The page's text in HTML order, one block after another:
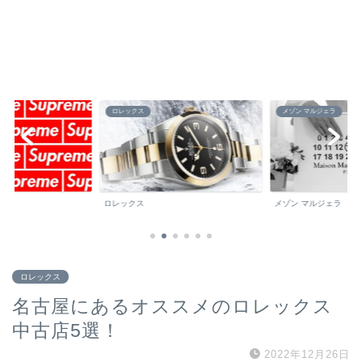
ロレックス
ロレックス
メゾン マルジェラ
メゾン マルジェラ
ロレックス
名古屋にあるオススメのロレックス
中古店5選！
2022年12月26日